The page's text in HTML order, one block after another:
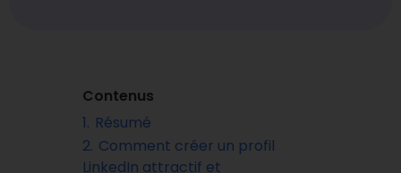
Contenus
1. Résumé
2. Comment créer un profil
LinkedIn attractif et